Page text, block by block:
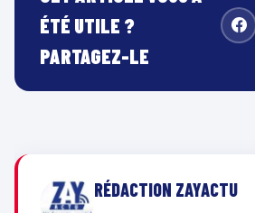
ÉTÉ UTILE ?
PARTAGEZ-LE
RÉDACTION ZAYACTU